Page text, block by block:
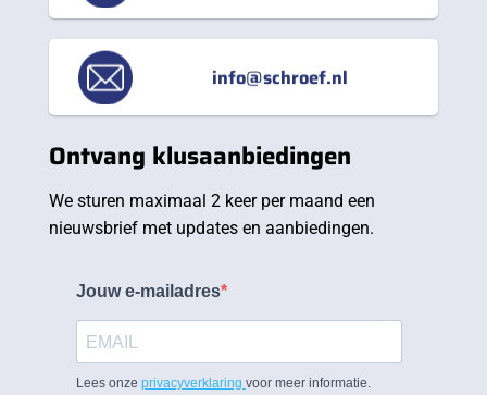
info@schroef.nl
Ontvang klusaanbiedingen
We sturen maximaal 2 keer per maand een
nieuwsbrief met updates en aanbiedingen.
Jouw e-mailadres
Lees onze privacyverklaring voor meer informatie.